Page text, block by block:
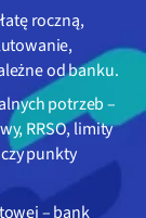
roczną,
od banku.
potrzeb –
RRSO, limity
punkty
– bank